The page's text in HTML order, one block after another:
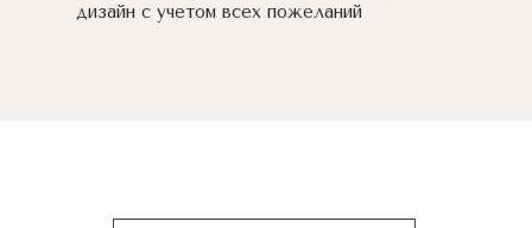
дизайн c учетом всех пожеланий